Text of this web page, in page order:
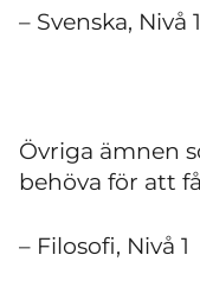
– Svenska, Nivå
Övriga ämnen
behöva för att
– Filosofi, Nivå 1